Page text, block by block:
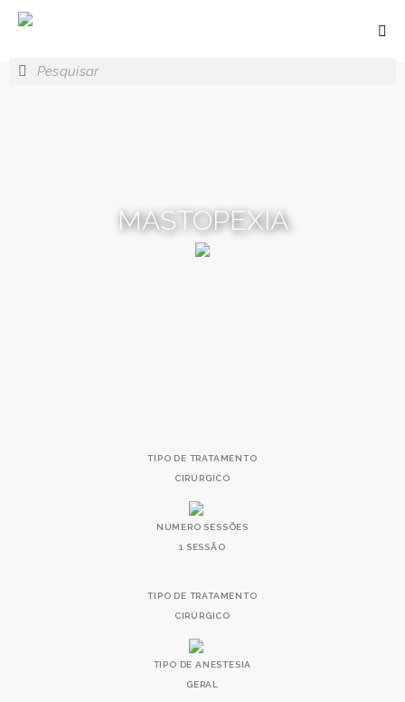
MASTOPEXIA
TIPO DE TRATAMENTO
CIRÚRGICO
NÚMERO SESSÕES
1 SESSÃO
TIPO DE TRATAMENTO
CIRÚRGICO
TIPO DE ANESTESIA
GERAL